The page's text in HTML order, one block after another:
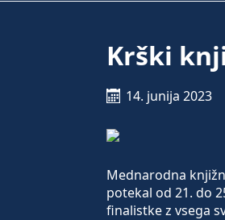
Krški
14. junija 2023
Mednarodna
potekal od 21. do
finalistke z vsega